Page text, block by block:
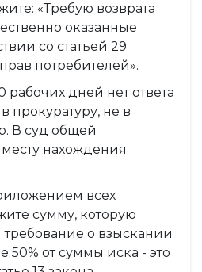
«Требую возврата
оказанные
со статьей 29
потребителей».
рабочих дней нет ответа
прокуратуру, не в
В суд общей
нахождения
всех
сумму, которую
требование о взыскании
50% от суммы иска - это